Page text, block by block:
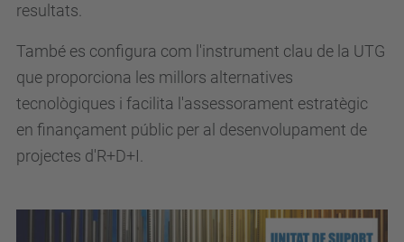
resultats.
També es configura com l'instrument clau de la UTG
que proporciona les millors alternatives
tecnològiques i facilita l'assessorament estratègic
en finançament públic per al desenvolupament de
projectes d'R+D+I.